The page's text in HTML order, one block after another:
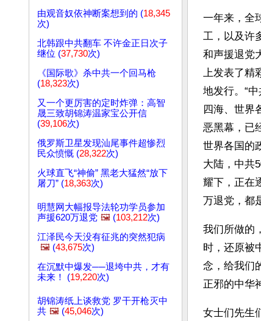
由观音奴依神断案想到的 (18,345
次)
北韩跟中共翻车 不许金正日次子
继位 (37,730次)
《国际歌》杀中共一个回马枪
(18,323次)
又一个更厉害的定时炸弹：高智
晟三致胡锦涛温家宝公开信
(39,106次)
俄罗斯卫星发现汕尾事件超惨烈
民众愤慨 (28,322次)
火球直飞“神偷” 黑老大猛然“放下
屠刀” (18,363次)
明慧网大幅报导法轮功学员参加
声援620万退党 🖼️ (103,212次)
江泽民今天没有征兆的突然犯病
🖼️ (43,675次)
在沉默中爆发──退垮中共，才有
未来！ (19,220次)
胡锦涛纸上谈救党 罗干开枪灭中
共 🖼️ (45,046次)
一年来，全
工，以及许
和声援退党
上发表了精
地发行。“
四海、世界
恶黑幕，已
世界各国的
大陆，中共
耀下，正在
万退党，都
我们所做的
时，还原被
念，给我们
正邪的中华
女士们先生